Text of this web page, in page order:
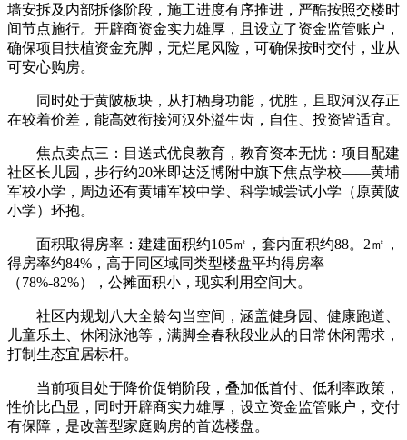
墙安拆及内部拆修阶段，施工进度有序推进，严酷按照交楼时
间节点施行。开辟商资金实力雄厚，且设立了资金监管账户，
确保项目扶植资金充脚，无烂尾风险，可确保按时交付，业从
可安心购房。
同时处于黄陂板块，从打栖身功能，优胜，且取河汉存正
在较着价差，能高效衔接河汉外溢生齿，自住、投资皆适宜。
焦点卖点三：目送式优良教育，教育资本无忧：项目配建
社区长儿园，步行约20米即达泛博附中旗下焦点学校——黄埔
军校小学，周边还有黄埔军校中学、科学城尝试小学（原黄陂
小学）环抱。
面积取得房率：建建面积约105㎡，套内面积约88。2㎡，
得房率约84%，高于同区域同类型楼盘平均得房率
（78%-82%），公摊面积小，现实利用空间大。
社区内规划八大全龄勾当空间，涵盖健身园、健康跑道、
儿童乐土、休闲泳池等，满脚全春秋段业从的日常休闲需求，
打制生态宜居标杆。
当前项目处于降价促销阶段，叠加低首付、低利率政策，
性价比凸显，同时开辟商实力雄厚，设立资金监管账户，交付
有保障，是改善型家庭购房的首选楼盘。